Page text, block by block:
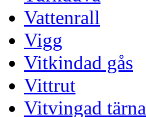
Vattenrall
Vigg
Vitkindad gås
Vittrut
Vitvingad tärna